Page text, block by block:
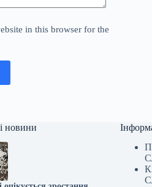
in this browser for the
новини